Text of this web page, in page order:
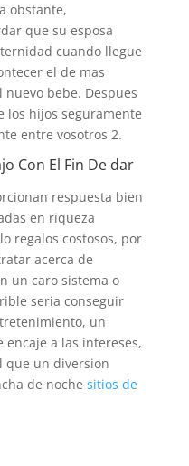
obstante,
que su esposa
cuando llegue
el de mas
bebe. Despues
los hijos seguramente
entre vosotros 2.
Con El Fin De dar
respuesta bien
en riqueza
regalos costosos, por
acerca de
un caro sistema o
seria conseguir
un
a las intereses,
que un diversion
de noche sitios de